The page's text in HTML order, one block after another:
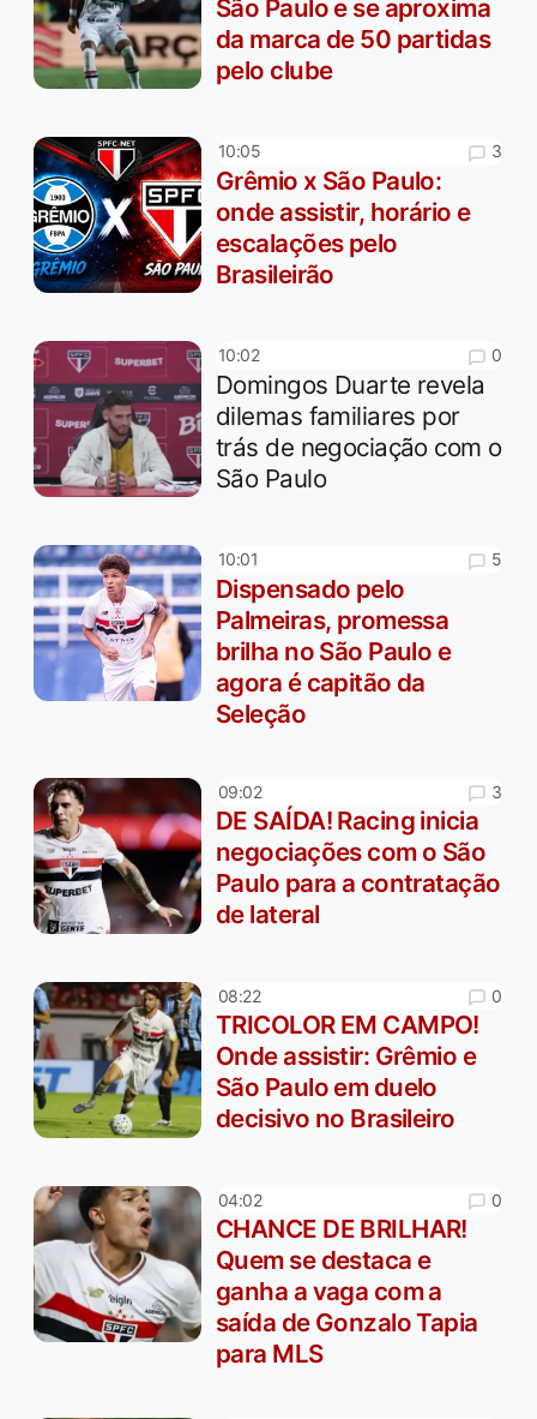
São Paulo e se aproxima
da marca de 50 partidas
pelo clube
10:05 3
Grêmio x São Paulo:
onde assistir, horário e
escalações pelo
Brasileirão
10:02 0
Domingos Duarte revela
dilemas familiares por
trás de negociação com o
São Paulo
10:01 5
Dispensado pelo
Palmeiras, promessa
brilha no São Paulo e
agora é capitão da
Seleção
09:02 3
DE SAÍDA! Racing inicia
negociações com o São
Paulo para a contratação
de lateral
08:22 0
TRICOLOR EM CAMPO!
Onde assistir: Grêmio e
São Paulo em duelo
decisivo no Brasileiro
04:02 0
CHANCE DE BRILHAR!
Quem se destaca e
ganha a vaga com a
saída de Gonzalo Tapia
para MLS